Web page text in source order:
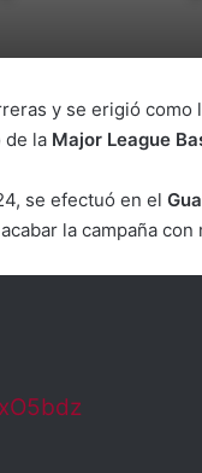
y se erigió como
de la Major League
se efectuó en el
la campaña con